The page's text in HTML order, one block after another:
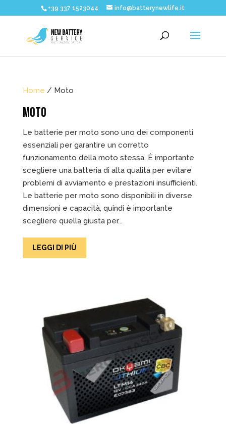
+39 337 1523044 info@batterynewlife.it
Home / Moto
MOTO
Le batterie per moto sono uno dei componenti
essenziali per garantire un corretto
funzionamento della moto stessa. È importante
scegliere una batteria di alta qualità per evitare
problemi di avviamento e prestazioni insufficienti.
Le batterie per moto sono disponibili in diverse
dimensioni e capacità, quindi è importante
scegliere quella giusta per...
LEGGI DI PIÙ